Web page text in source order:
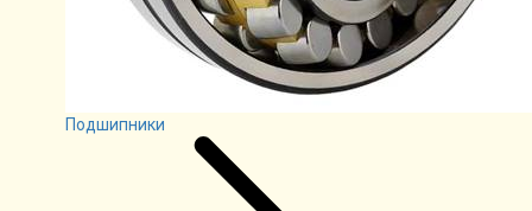
Подшипники